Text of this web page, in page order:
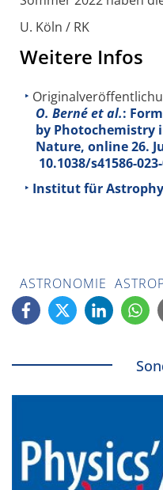
U. Köln / RK
Weitere Infos
O. Berné et al.:
by Photochemistry
Nature, online 26.
10.1038/s41586-
Institut für
ASTRONOMIE